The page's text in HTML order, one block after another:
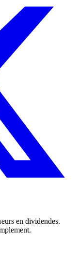
en dividendes.